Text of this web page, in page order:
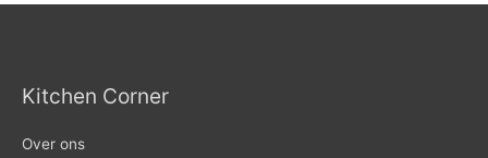
Kitchen Corner
Over ons